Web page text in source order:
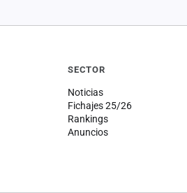
SECTOR
Noticias
Fichajes 25/26
Rankings
Anuncios